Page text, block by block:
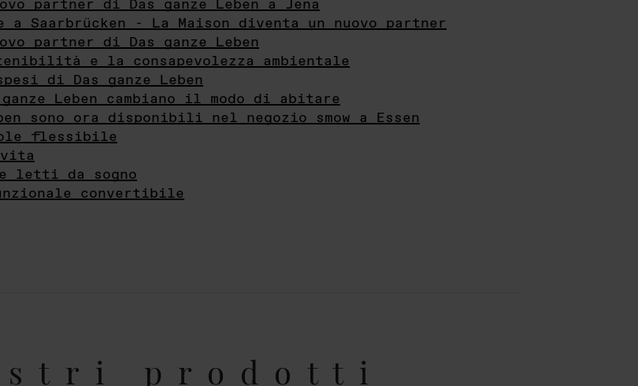
partner di Das ganze Leben a Jena
a Saarbrücken - La Maison diventa un nuovo partner
partner di Das ganze Leben
e la consapevolezza ambientale
di Das ganze Leben
Leben cambiano il modo di abitare
sono ora disponibili nel negozio smow a Essen
flessibile
letti da sogno
convertibile
prodotti